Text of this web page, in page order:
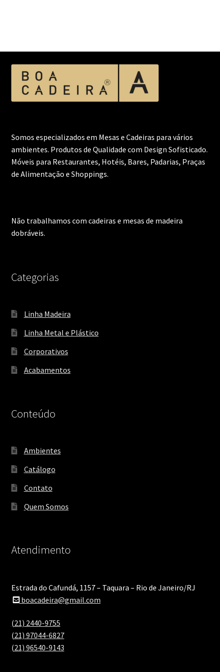
Somos especializados em Mesas e Cadeiras para vários
ambientes. Produtos de Qualidade com Design Sofisticado.
Móveis para Restaurantes, Hotéis, Bares, Padarias, Praças
de Alimentação e Shoppings.
Não trabalhamos com cadeiras e mesas de madeira
dobráveis.
Categorias
Linha Madeira
Linha Metal e Plástico
Corporativos
Acabamentos
Conteúdo
Ambientes
Catálogo
Contato
Quem Somos
Atendimento
Estrada do Cafundá, 1157 – Taquara – Rio de Janeiro/RJ
boacadeira@gmail.com
(21) 2440-9755
(21) 97044-6827
(21) 96540-9143